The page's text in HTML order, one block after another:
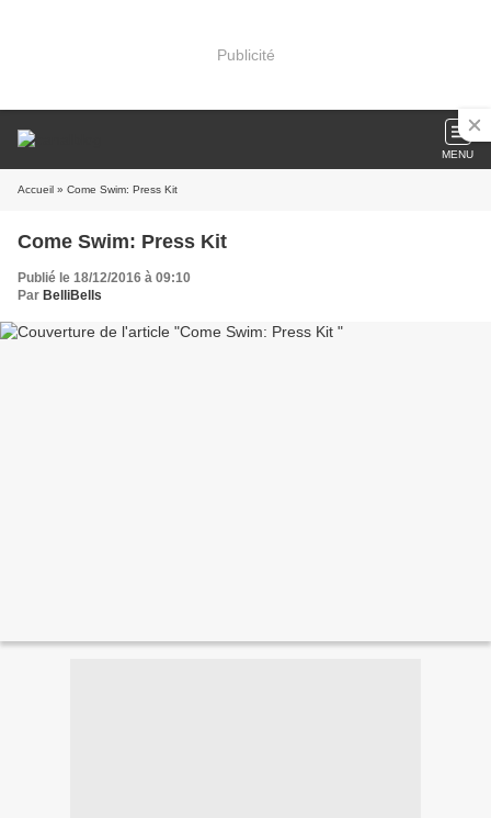
Publicité
MENU
Accueil » Come Swim: Press Kit
Come Swim: Press Kit
Publié le 18/12/2016 à 09:10
Par BelliBells